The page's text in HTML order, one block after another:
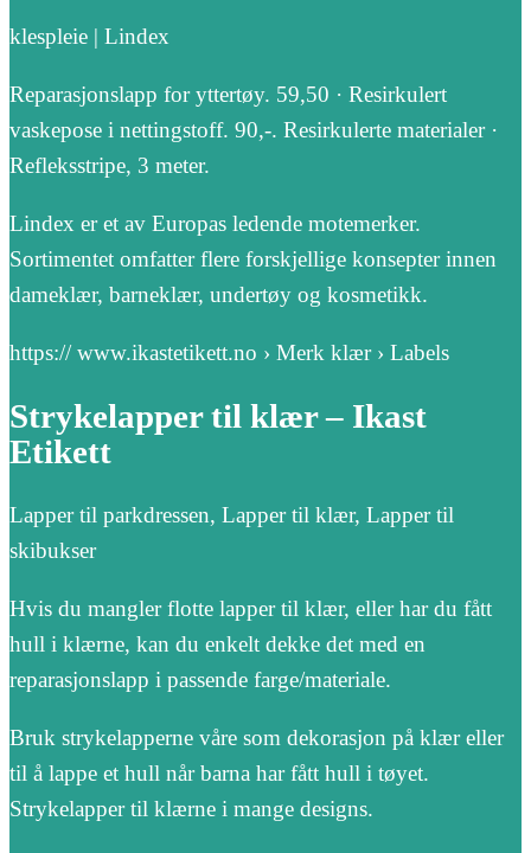
klespleie | Lindex
Reparasjonslapp for yttertøy. 59,50 · Resirkulert
vaskepose i nettingstoff. 90,-. Resirkulerte materialer ·
Refleksstripe, 3 meter.
Lindex er et av Europas ledende motemerker.
Sortimentet omfatter flere forskjellige konsepter innen
dameklær, barneklær, undertøy og kosmetikk.
https:// www.ikastetikett.no › Merk klær › Labels
Strykelapper til klær – Ikast
Etikett
Lapper til parkdressen, Lapper til klær, Lapper til
skibukser
Hvis du mangler flotte lapper til klær, eller har du fått
hull i klærne, kan du enkelt dekke det med en
reparasjonslapp i passende farge/materiale.
Bruk strykelapperne våre som dekorasjon på klær eller
til å lappe et hull når barna har fått hull i tøyet.
Strykelapper til klærne i mange designs.